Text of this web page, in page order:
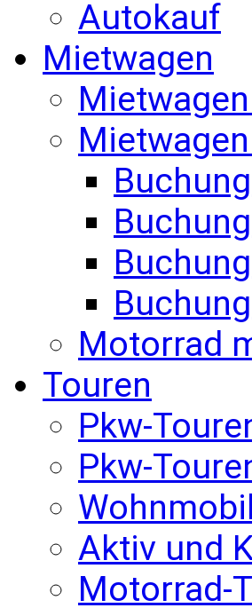
Autokauf
Mietwagen
Motorrad
Touren
Pkw-
Pkw-
Aktiv und
Motorrad-